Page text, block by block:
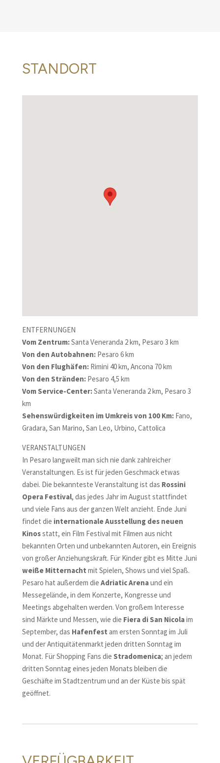
STANDORT
ENTFERNUNGEN
Vom Zentrum:Santa Veneranda 2 km, Pesaro 3 km
Von den Autobahnen:Pesaro 6 km
Von den Flughäfen:Rimini 40 km, Ancona 70 km
Von den Stränden:Pesaro 4,5 km
Vom Service-Center:Santa Veneranda 2 km, Pesaro 3
km
Sehenswürdigkeiten im Umkreis von 100 Km:Fano,
Gradara, San Marino, San Leo, Urbino, Cattolica
VERANSTALTUNGEN
In Pesaro langweilt man sich nie dank zahlreicher
Veranstaltungen. Es ist für jeden Geschmack etwas
dabei. Die bekannteste Veranstaltung ist das Rossini
Opera Festival, das jedes Jahr im August stattfindet
und viele Fans aus der ganzen Welt anzieht. Ende Juni
findet die internationale Ausstellung des neuen
Kinosstatt, ein Film Festival mit Filmen aus nicht
bekannten Orten und unbekannten Autoren, ein Ereignis
von großer Anziehungskraft. Für Kinder gibt es Mitte Juni
weiße Mitternacht mit Spielen, Shows und viel Spaß.
Pesaro hat außerdem die Adriatic Arenaund ein
Messegelände, in dem Konzerte, Kongresse und
Meetings abgehalten werden. Von großem Interesse
sind Märkte und Messen, wie die Fiera di San Nicolaim
September, das Hafenfest am ersten Sonntag im Juli
und der Antiquitätenmarkt jeden dritten Sonntag im
Monat. Für Shopping Fans die Stradomenica; an jedem
dritten Sonntag eines jeden Monats bleiben die
Geschäfte im Stadtzentrum und an der Küste bis spät
geöffnet.